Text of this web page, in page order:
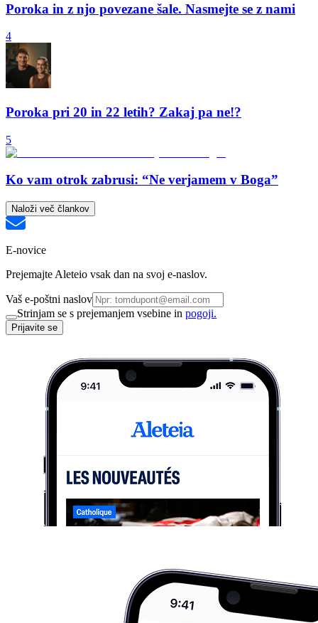
Poroka in z njo povezane šale. Nasmejte se z nami
4
Poroka pri 20 in 22 letih? Zakaj pa ne!?
5
Ko vam otrok zabrusi: “Ne verjamem v Boga”
Naloži več člankov
E-novice
Prejemajte Aleteio vsak dan na svoj e-naslov.
Vaš e-poštni naslov
Strinjam se s prejemanjem vsebine in pogoji.
Prijavite se